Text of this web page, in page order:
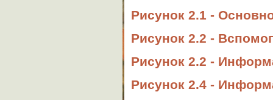
Рисунок 2.1 -
Рисунок 2.2 -
Рисунок 2.2 -
Рисунок 2.4 -